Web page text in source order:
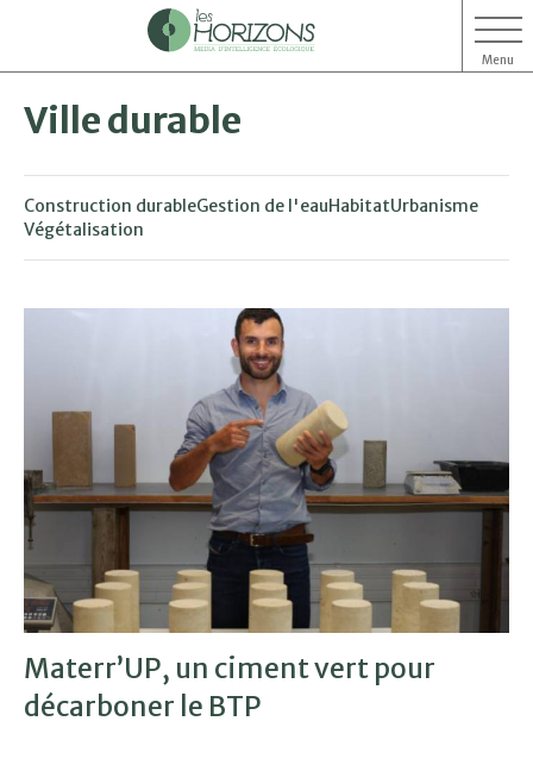
Aller
Aller
Menu
Ville durable
Construction durableGestion de l'eauHabitatUrbanisme
Végétalisation
Materr’UP, un ciment vert pour
décarboner le BTP